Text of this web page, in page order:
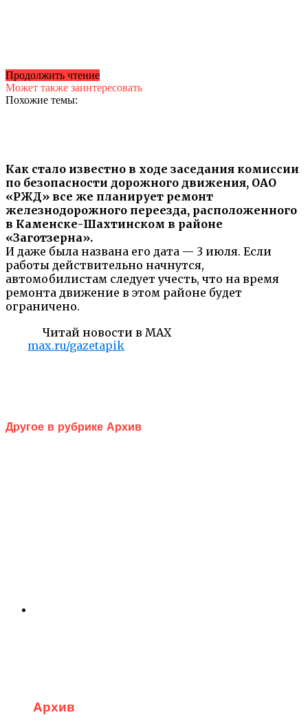
Как стало известно в ходе заседания комиссии
по безопасности дорожного движения, ОАО
«РЖД» все же планирует ремонт
железнодорожного переезда, расположенного
в Каменске-Шахтинском в районе
«Заготзерна».
И даже была названа его дата — 3 июля. Если
работы действительно начнутся,
автомобилистам следует учесть, что на время
ремонта движение в этом районе будет
ограничено.
Читай новости в MAX
max.ru/gazetapik
Продолжить чтение
Может также заинтересовать
Похожие темы:
Другое в рубрике Архив
Архив